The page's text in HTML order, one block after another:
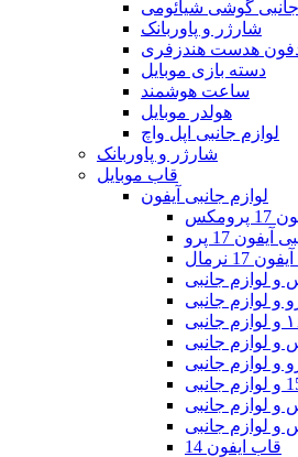
جانبی گوشی شیائومی
شارژر و پاوربانک
هدست هندزفری
دسته بازی موبایل
ساعت هوشمند
هولدر موبایل
لوازم جانبی اپل واچ
شارژر و پاوربانک
قاب موبایل
لوازم جانبی آیفون
17 پرو
17 نرمال
قاب ایفون 14